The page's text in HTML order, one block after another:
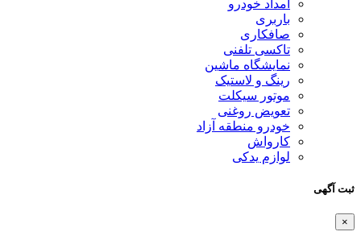
امداد خودرو
باربری
صافکاری
تاکسی تلفنی
نمایشگاه ماشین
رینگ و لاستیک
موتور سیکلت
تعویض روغنی
خودرو منطقه آزاد
کارواش
لوازم یدکی
ثبت آگهی
×